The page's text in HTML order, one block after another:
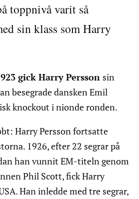
toppnivå varit så
sin klass som Harry
gick Harry Persson sin
besegrade dansken Emil
knockout i nionde ronden.
Harry Persson fortsatte
1926, efter 22 segrar på
han vunnit EM-titeln genom
Phil Scott, fick Harry
Han inledde med tre segrar,